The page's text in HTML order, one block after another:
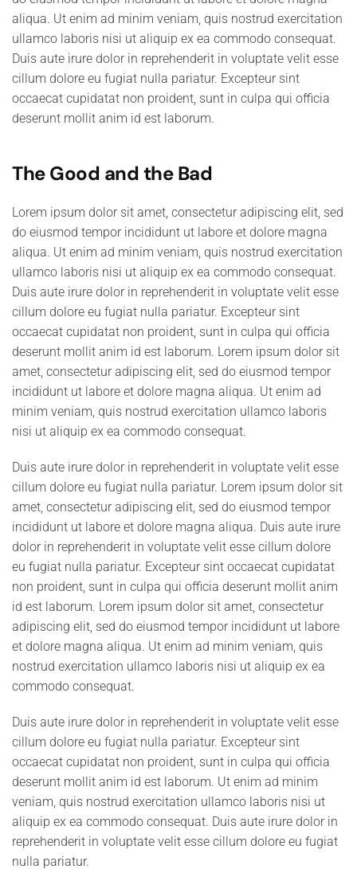
aliqua. Ut enim ad minim veniam, quis nostrud exercitation
ullamco laboris nisi ut aliquip ex ea commodo consequat.
Duis aute irure dolor in reprehenderit in voluptate velit esse
cillum dolore eu fugiat nulla pariatur. Excepteur sint
occaecat cupidatat non proident, sunt in culpa qui officia
deserunt mollit anim id est laborum.
The Good and the Bad
Lorem ipsum dolor sit amet, consectetur adipiscing elit, sed
do eiusmod tempor incididunt ut labore et dolore magna
aliqua. Ut enim ad minim veniam, quis nostrud exercitation
ullamco laboris nisi ut aliquip ex ea commodo consequat.
Duis aute irure dolor in reprehenderit in voluptate velit esse
cillum dolore eu fugiat nulla pariatur. Excepteur sint
occaecat cupidatat non proident, sunt in culpa qui officia
deserunt mollit anim id est laborum. Lorem ipsum dolor sit
amet, consectetur adipiscing elit, sed do eiusmod tempor
incididunt ut labore et dolore magna aliqua. Ut enim ad
minim veniam, quis nostrud exercitation ullamco laboris
nisi ut aliquip ex ea commodo consequat.
Duis aute irure dolor in reprehenderit in voluptate velit esse
cillum dolore eu fugiat nulla pariatur. Lorem ipsum dolor sit
amet, consectetur adipiscing elit, sed do eiusmod tempor
incididunt ut labore et dolore magna aliqua. Duis aute irure
dolor in reprehenderit in voluptate velit esse cillum dolore
eu fugiat nulla pariatur. Excepteur sint occaecat cupidatat
non proident, sunt in culpa qui officia deserunt mollit anim
id est laborum. Lorem ipsum dolor sit amet, consectetur
adipiscing elit, sed do eiusmod tempor incididunt ut labore
et dolore magna aliqua. Ut enim ad minim veniam, quis
nostrud exercitation ullamco laboris nisi ut aliquip ex ea
commodo consequat.
Duis aute irure dolor in reprehenderit in voluptate velit esse
cillum dolore eu fugiat nulla pariatur. Excepteur sint
occaecat cupidatat non proident, sunt in culpa qui officia
deserunt mollit anim id est laborum. Ut enim ad minim
veniam, quis nostrud exercitation ullamco laboris nisi ut
aliquip ex ea commodo consequat. Duis aute irure dolor in
reprehenderit in voluptate velit esse cillum dolore eu fugiat
nulla pariatur.